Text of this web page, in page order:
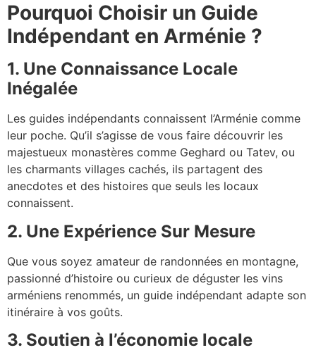
Pourquoi Choisir un Guide
Indépendant en Arménie ?
1. Une Connaissance Locale
Inégalée
Les guides indépendants connaissent l’Arménie comme
leur poche. Qu’il s’agisse de vous faire découvrir les
majestueux monastères comme Geghard ou Tatev, ou
les charmants villages cachés, ils partagent des
anecdotes et des histoires que seuls les locaux
connaissent.
2. Une Expérience Sur Mesure
Que vous soyez amateur de randonnées en montagne,
passionné d’histoire ou curieux de déguster les vins
arméniens renommés, un guide indépendant adapte son
itinéraire à vos goûts.
3. Soutien à l’économie locale